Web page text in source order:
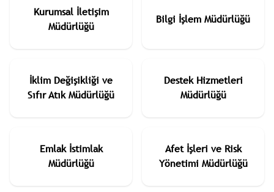
Kurumsal İletişim
Müdürlüğü
Bilgi İşlem Müdürlüğü
İklim Değişikliği ve
Sıfır Atık Müdürlüğü
Destek Hizmetleri
Müdürlüğü
Emlak İstimlak
Müdürlüğü
Afet İşleri ve Risk
Yönetimi Müdürlüğü